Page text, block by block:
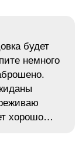
будет
немного
хорошо…